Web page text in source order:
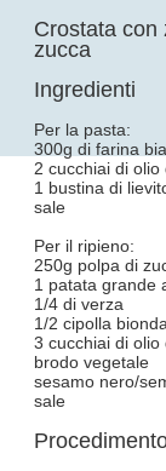
Crostata con
zucca
Ingredienti
Per la pasta:
300g di farina
2 cucchiai di olio
1 bustina di
sale
Per il ripieno:
250g polpa di
1 patata grande
1/4 di verza
1/2 cipolla bionda
3 cucchiai di olio
brodo vegetale
sesamo nero/
sale